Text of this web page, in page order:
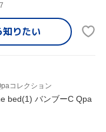
知りたい
コレクション
bed(1) バンブーC Qpa